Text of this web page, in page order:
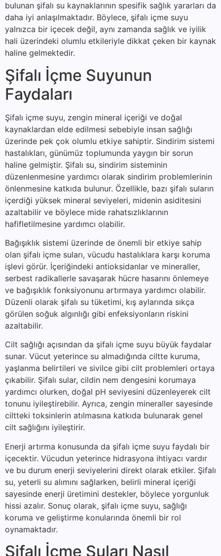
bulunan şifalı su kaynaklarının spesifik sağlık yararları da
daha iyi anlaşılmaktadır. Böylece, şifalı içme suyu
yalnızca bir içecek değil, aynı zamanda sağlık ve iyilik
hali üzerindeki olumlu etkileriyle dikkat çeken bir kaynak
haline gelmektedir.
Şifalı İçme Suyunun
Faydaları
Şifalı içme suyu, zengin mineral içeriği ve doğal
kaynaklardan elde edilmesi sebebiyle insan sağlığı
üzerinde pek çok olumlu etkiye sahiptir. Sindirim sistemi
hastalıkları, günümüz toplumunda yaygın bir sorun
haline gelmiştir. Şifalı su, sindirim sisteminin
düzenlenmesine yardımcı olarak sindirim problemlerinin
önlenmesine katkıda bulunur. Özellikle, bazı şifalı suların
içerdiği yüksek mineral seviyeleri, midenin asiditesini
azaltabilir ve böylece mide rahatsızlıklarının
hafifletilmesine yardımcı olabilir.
Bağışıklık sistemi üzerinde de önemli bir etkiye sahip
olan şifalı içme suları, vücudu hastalıklara karşı koruma
işlevi görür. İçeriğindeki antioksidanlar ve mineraller,
serbest radikallerle savaşarak hücre hasarını önlemeye
ve bağışıklık fonksiyonunu artırmaya yardımcı olabilir.
Düzenli olarak şifalı su tüketimi, kış aylarında sıkça
görülen soğuk algınlığı gibi enfeksiyonların riskini
azaltabilir.
Cilt sağlığı açısından da şifalı içme suyu büyük faydalar
sunar. Vücut yeterince su almadığında ciltte kuruma,
yaşlanma belirtileri ve sivilce gibi cilt problemleri ortaya
çıkabilir. Şifalı sular, cildin nem dengesini korumaya
yardımcı olurken, doğal pH seviyesini düzenleyerek cilt
tonunu iyileştirebilir. Ayrıca, zengin mineraller sayesinde
ciltteki toksinlerin atılmasına katkıda bulunarak genel
cilt sağlığını iyileştirir.
Enerji artırma konusunda da şifalı içme suyu faydalı bir
içecektir. Vücudun yeterince hidrasyona ihtiyacı vardır
ve bu durum enerji seviyelerini direkt olarak etkiler. Şifalı
su, yeterli su alımını sağlarken, belirli mineral içeriği
sayesinde enerji üretimini destekler, böylece yorgunluk
hissi azalır. Sonuç olarak, şifalı içme suyu, sağlığı
koruma ve geliştirme konularında önemli bir rol
oynamaktadır.
Şifalı İçme Suları Nasıl